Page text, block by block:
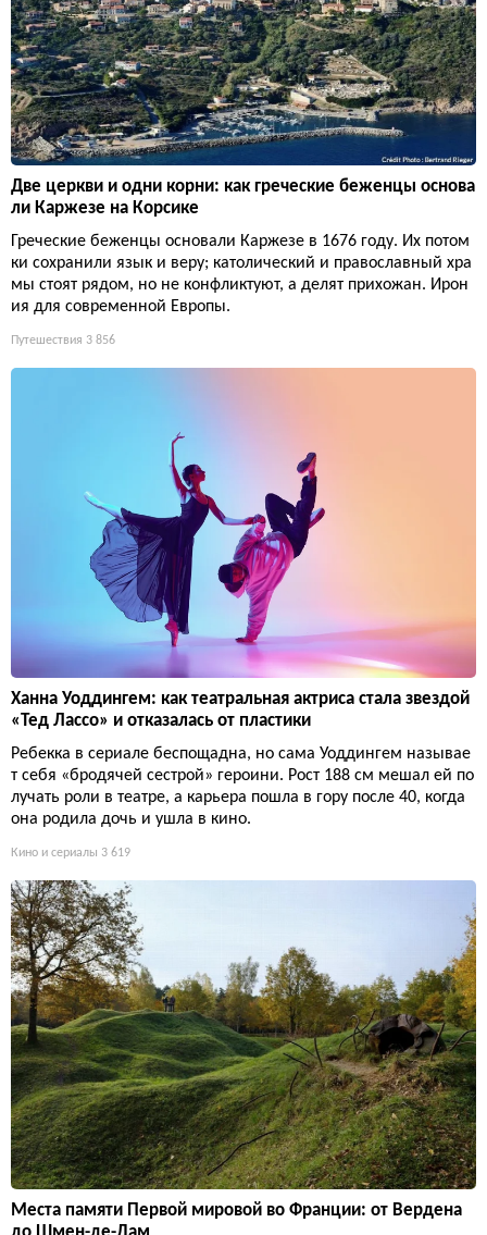
Две церкви и одни корни: как греческие беженцы основа
ли Каржезе на Корсике
Греческие беженцы основали Каржезе в 1676 году. Их потом
ки сохранили язык и веру; католический и православный хра
мы стоят рядом, но не конфликтуют, а делят прихожан. Ирон
ия для современной Европы.
Путешествия 3 856
Ханна Уоддингем: как театральная актриса стала звездой
«Тед Лассо» и отказалась от пластики
Ребекка в сериале беспощадна, но сама Уоддингем называе
т себя «бродячей сестрой» героини. Рост 188 см мешал ей по
лучать роли в театре, а карьера пошла в гору после 40, когда
она родила дочь и ушла в кино.
Кино и сериалы 3 619
Места памяти Первой мировой во Франции: от Вердена